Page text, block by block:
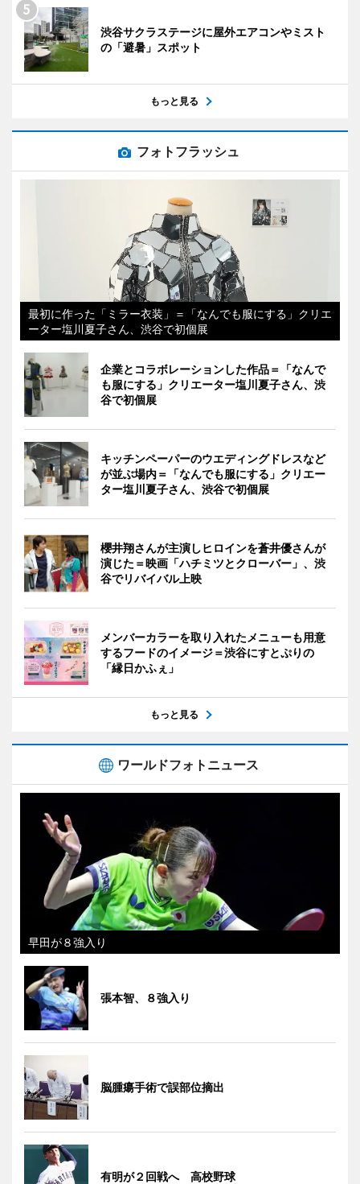
渋谷サクラステージに屋外エアコンやミスト
の「避暑」スポット
もっと見る
フォトフラッシュ
最初に作った「ミラー衣装」＝「なんでも服にする」クリエ
ーター塩川夏子さん、渋谷で初個展
企業とコラボレーションした作品＝「なんで
も服にする」クリエーター塩川夏子さん、渋
谷で初個展
キッチンペーパーのウエディングドレスなど
が並ぶ場内＝「なんでも服にする」クリエー
ター塩川夏子さん、渋谷で初個展
櫻井翔さんが主演しヒロインを蒼井優さんが
演じた＝映画「ハチミツとクローバー」、渋
谷でリバイバル上映
メンバーカラーを取り入れたメニューも用意
するフードのイメージ＝渋谷にすとぷりの
「縁日かふぇ」
もっと見る
ワールドフォトニュース
早田が８強入り
張本智、８強入り
脳腫瘍手術で誤部位摘出
有明が２回戦へ 高校野球